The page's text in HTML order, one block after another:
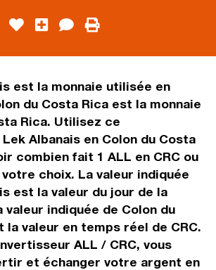
est la monnaie utilisée en
du Costa Rica est la monnaie
Rica. Utilisez ce
Albanais en Colon du Costa
combien fait 1 ALL en CRC ou
choix. La valeur indiquée
est la valeur du jour de la
valeur indiquée de Colon du
la valeur en temps réel de CRC.
ALL / CRC, vous
et échanger votre argent en